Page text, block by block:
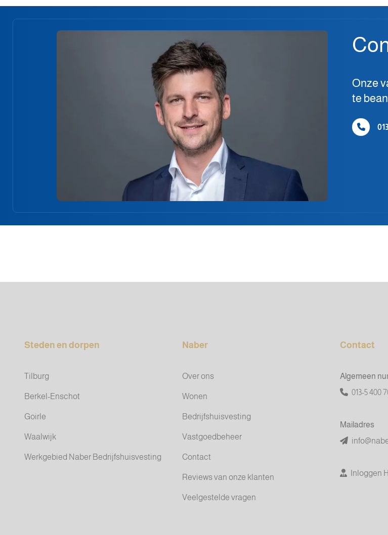
Onze
te
Steden en dorpen
Tilburg
Berkel-Enschot
Goirle
Waalwijk
Werkgebied Naber Bedrijfshuisvesting
Naber
Over ons
Wonen
Bedrijfshuisvesting
Vastgoedbeheer
Contact
Reviews van onze klanten
Veelgestelde vragen
Contact
Algemeen
013-5 400
Mailadres
Inloggen